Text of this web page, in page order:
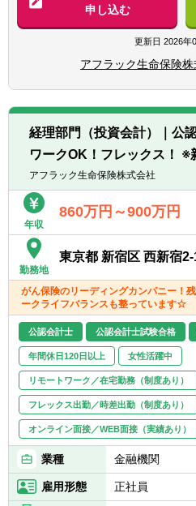
今後同社が目指
における売上高
の達成にむけ
ります。
【積極的な海
同社は世界シ
内屈指のグロー
国で93製造拠
高に占める海外
【働く環境／新
汐留エリアには
まで以上に新
備いたしました
社員同士のコミ
れるよう、オフ
こらしています
フリーアドレス
ットタイプの内
ションスペース
よび技術のシナ
所に施していま
そのほか、健康
が揃う食堂、浜
フェテリアス
■口頭、書面に
ン能力や対人
ること
■Microsoft
【歓迎経験・
■公認会計士（
（CPA）又は税
資格
■英語でのコミ
■SAP等のERP
■会計システム
準適用プロジェ
ること
■英語圏での駐
【求める人物像
■非喫煙者もし
い・禁煙する意
※同社は「『生
ンパニー」とし
康維持・増進の
の喫煙率を０％
煙を促進する
記背景より入
募集要項に記載
【具体的には】
■日米両報の会
算報告業務
■会計処理方針
■会社法及び保
びに生保協会
■外部及び内部
■金融庁検査・
■財務報告に関
整・統合を主導
■決算の業務プ
ジェクトの主
算業務、決算報
■業務プロセス
クトに参画す
■US親会社とコ
務を行うため、
だけます
【部の雰囲気】
■フレックスタ
クを活用してお
■年次や性別に
ています。
【組織情報】
■経理部 決算
申し込む
更新日 2026年
アフラック生命保険
経理部門（投資会計）｜公
ワークOK！フレックス！ ※
アフラック生命保険株式会社
年収
860万円～900万円
勤務地
東京都 新宿区 西新宿
がん保険のリーディングカンパニー！
ークライフバランスも整っています☆
公認会計士 公認会計士試験合格
年間休日120日以上 女性活躍中
リモートワーク／在宅勤務（制度あり）
フレックス出勤／時差出勤（制度あり）
オンライン面接／WEB面接（実績あり）
業種 金融機関
雇用形態 正社員